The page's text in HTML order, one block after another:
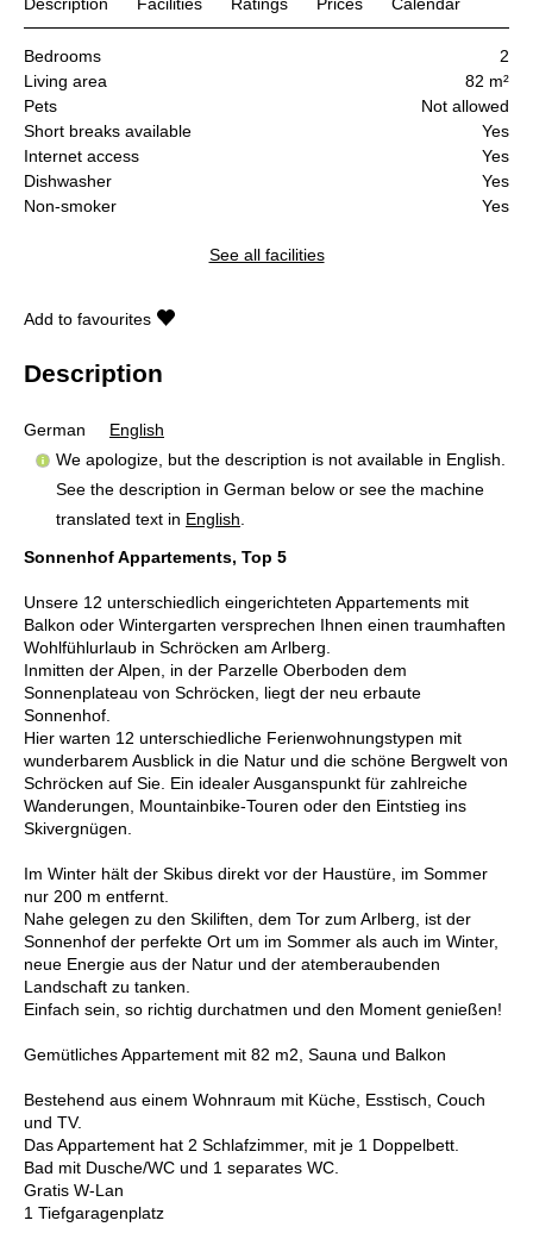
Bedrooms
2
Living area
82 m²
Pets
Not allowed
Short breaks available
Yes
Internet access
Yes
Dishwasher
Yes
Non-smoker
Yes
See all facilities
Add to favourites
Description
German
English
We apologize, but the description is not available in English.
See the description in German below or see the machine
translated text in English
Sonnenhof Appartements, Top 5
Unsere 12 unterschiedlich eingerichteten Appartements mit
Balkon oder Wintergarten versprechen Ihnen einen traumhaften
Wohlfühlurlaub in Schröcken am Arlberg.
Inmitten der Alpen, in der Parzelle Oberboden dem
Sonnenplateau von Schröcken, liegt der neu erbaute
Sonnenhof.
Hier warten 12 unterschiedliche Ferienwohnungstypen mit
wunderbarem Ausblick in die Natur und die schöne Bergwelt von
Schröcken auf Sie. Ein idealer Ausganspunkt für zahlreiche
Wanderungen, Mountainbike-Touren oder den Eintstieg ins
Skivergnügen.
Im Winter hält der Skibus direkt vor der Haustüre, im Sommer
nur 200 m entfernt.
Nahe gelegen zu den Skiliften, dem Tor zum Arlberg, ist der
Sonnenhof der perfekte Ort um im Sommer als auch im Winter,
neue Energie aus der Natur und der atemberaubenden
Landschaft zu tanken.
Einfach sein, so richtig durchatmen und den Moment genießen!
Gemütliches Appartement mit 82 m2, Sauna und Balkon
Bestehend aus einem Wohnraum mit Küche, Esstisch, Couch
und TV.
Das Appartement hat 2 Schlafzimmer, mit je 1 Doppelbett.
Bad mit Dusche/WC und 1 separates WC.
Gratis W-Lan
1 Tiefgaragenplatz